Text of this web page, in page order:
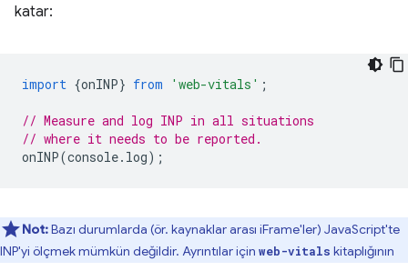
katar:
import {onINP} from 'web-vitals' ;
// Measure and log INP in all situations
// where it needs to be reported.
onINP(console. log);
Not:Bazı durumlarda (ör. kaynaklar arası iFrame'ler) JavaScript'te
INP'yi ölçmek mümkün değildir. Ayrıntılar için web-vitals kitaplığının